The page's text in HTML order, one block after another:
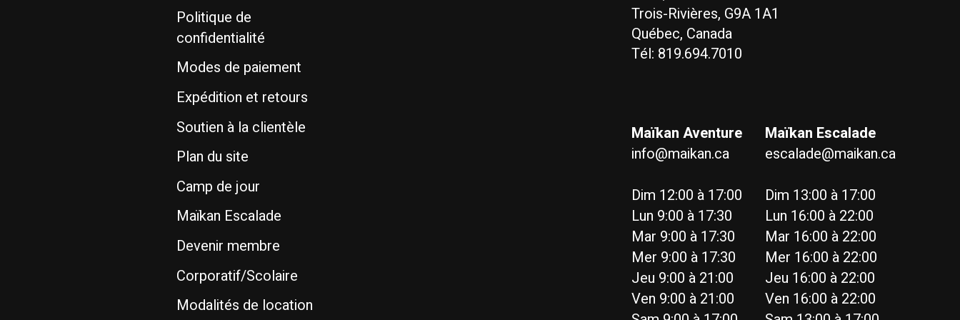
Politique de
confidentialité
Modes de paiement
Expédition et retours
Soutien à la clientèle
Plan du site
Camp de jour
Maïkan Escalade
Devenir membre
Corporatif/Scolaire
Modalités de location
Trois-Rivières, G9A 1A1
Québec, Canada
Tél: 819.694.7010
Maïkan Aventure
info@maikan.ca
Dim 12:00 à 17:00
Lun 9:00 à 17:30
Mar 9:00 à 17:30
Mer 9:00 à 17:30
Jeu 9:00 à 21:00
Ven 9:00 à 21:00
Maïkan Escalade
escalade@maikan.ca
Dim 13:00 à 17:00
Lun 16:00 à 22:00
Mar 16:00 à 22:00
Mer 16:00 à 22:00
Jeu 16:00 à 22:00
Ven 16:00 à 22:00